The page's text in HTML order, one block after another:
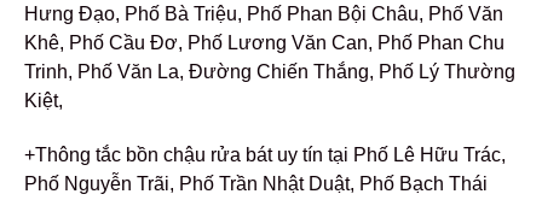
Hưng Đạo, Phố Bà Triệu, Phố Phan Bội Châu, Phố Văn
Khê, Phố Cầu Đơ, Phố Lương Văn Can, Phố Phan Chu
Trinh, Phố Văn La, Đường Chiến Thắng, Phố Lý Thường
Kiệt,
+Thông tắc bồn chậu rửa bát uy tín tại Phố Lê Hữu Trác,
Phố Nguyễn Trãi, Phố Trần Nhật Duật, Phố Bạch Thái